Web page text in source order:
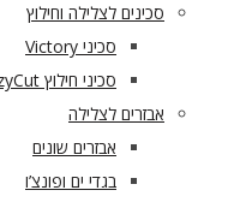
סכינים לצלילה וחילוץ
סכיני Victory
סכיני חילוץ EezyCut
אבזרים לצלילה
אבזרים שונים
בגדי ים ופונצ’ו